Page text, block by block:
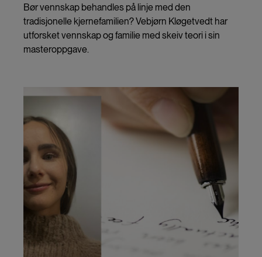
Bør vennskap behandles på linje med den
tradisjonelle kjernefamilien? Vebjørn Kløgetvedt har
utforsket vennskap og familie med skeiv teori i sin
masteroppgave.